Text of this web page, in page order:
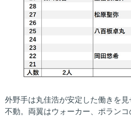
外野手は丸佳浩が安定した働きを
不動。両翼はウォーカー、ポラン